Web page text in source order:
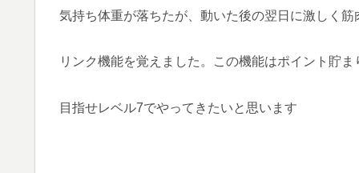
気持ち体重が落ちたが、動いた後の翌日に激しく
リンク機能を覚えました。この機能はポイント貯
目指せレベル7でやってきたいと思います